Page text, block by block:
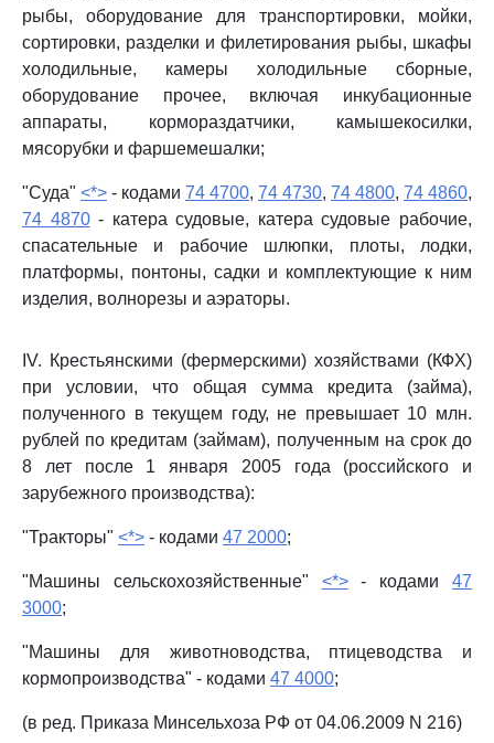
рыбы, оборудование для транспортировки, мойки,
сортировки, разделки и филетирования рыбы, шкафы
холодильные, камеры холодильные сборные,
оборудование прочее, включая инкубационные
аппараты, кормораздатчики, камышекосилки,
мясорубки и фаршемешалки;
"Суда" <*> - кодами 74 4700, 74 4730, 74 4800, 74 4860,
74 4870- катера судовые, катера судовые рабочие,
спасательные и рабочие шлюпки, плоты, лодки,
платформы, понтоны, садки и комплектующие к ним
изделия, волнорезы и аэраторы.
IV. Крестьянскими (фермерскими) хозяйствами (КФХ)
при условии, что общая сумма кредита (займа),
полученного в текущем году, не превышает 10 млн.
рублей по кредитам (займам), полученным на срок до
8 лет после 1 января 2005 года (российского и
зарубежного производства):
"Тракторы" <*> - кодами 47 2000;
"Машины сельскохозяйственные" <*>- кодами47
3000;
"Машины для животноводства, птицеводства и
кормопроизводства" - кодами 47 4000;
(в ред. Приказа Минсельхоза РФ от 04.06.2009 N 216)